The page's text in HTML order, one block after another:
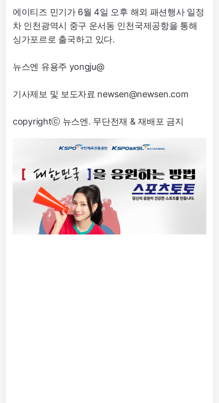
에이티즈 민기가 6월 4일 오후 해외 패션행사 일정
차 인천광역시 중구 운서동 인천국제공항을 통해
싱가포르로 출국하고 있다.
뉴스엔 유용주 yongju@
기사제보 및 보도자료 newsen@newsen.com
copyrightⓒ 뉴스엔. 무단전재 & 재배포 금지